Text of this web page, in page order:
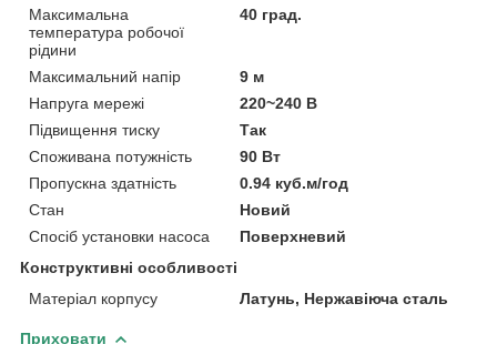
Максимальна
температура робочої
рідини
40 град.
Максимальний напір
9 м
Напруга мережі
220~240 В
Підвищення тиску
Так
Споживана потужність
90 Вт
Пропускна здатність
0.94 куб.м/год
Стан
Новий
Спосіб установки насоса
Поверхневий
Конструктивні особливості
Матеріал корпусу
Латунь, Нержавіюча сталь
Приховати